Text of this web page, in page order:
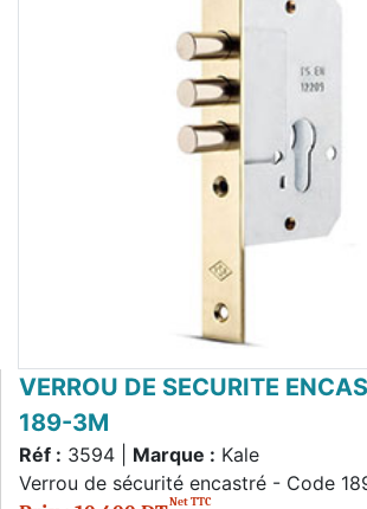
VERROU DE SECURITE
189-3M
Réf : 3594 | Marque : Kale
Verrou de sécurité encastré - Code
Net TTC